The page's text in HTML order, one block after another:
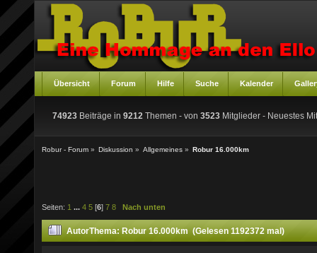
Übersicht Forum Hilfe Suche Kalender
74923 Beiträge in 9212 Themen - von 3523 Mitglieder - Neuestes
Robur - Forum » Diskussion » Allgemeines » Robur 16.000km
Seiten: 1 ... 4 5 [6] 7 8 Nach unten
AutorThema: Robur 16.000km (Gelesen 1192372 mal)